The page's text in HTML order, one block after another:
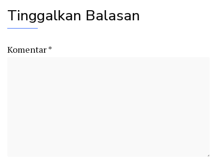
Tinggalkan Balasan
Komentar*